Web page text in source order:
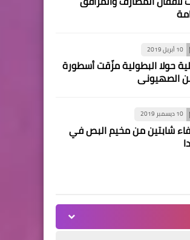
تاريخ إطلاق "هواوي
الحيوانات الأليفة
للدماغ ؟
10 أبريل 2019
حولا البطولية مزّقت أسطورة
الصهيوني
10 ديسمبر 2019
شابتين من مخيم البص في